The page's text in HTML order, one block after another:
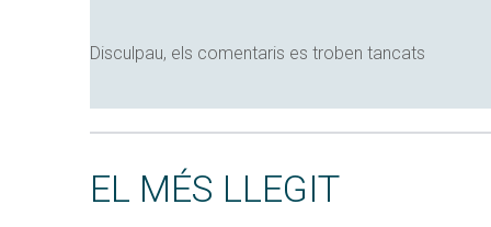
Disculpau, els comentaris es troben tancats
EL MÉS LLEGIT